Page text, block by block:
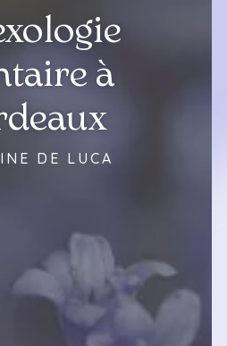
à
DE LUCA